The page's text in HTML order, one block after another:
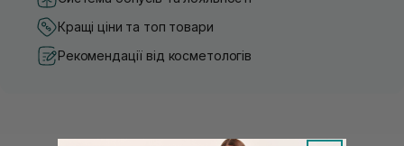
Кращі ціни та топ товари
Рекомендації від косметологів